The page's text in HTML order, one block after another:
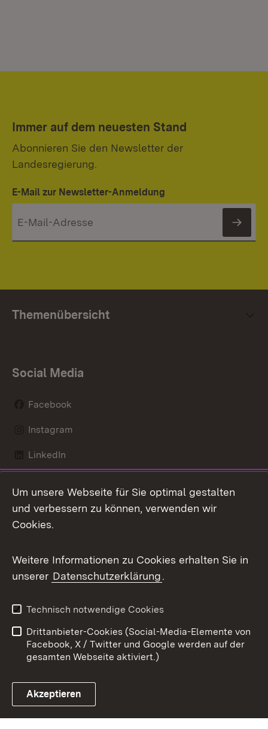
Immer auf dem neuesten Stand
Abonnieren Sie den Newsletter der
Landesregierung.
E-Mail zur Newsletter-Anmeldung
Themenübersicht
Social Media
Facebook
Instagram
LinkedIn
X / Twitter
Youtube
Link zum Landesportal
Kontakt
Datenschutz
Barrierefreiheit
Impressum
Cookies
Um unsere Webseite für Sie optimal gestalten
und verbessern zu können, verwenden wir
Cookies.
Weitere Informationen zu Cookies erhalten Sie in
unserer Datenschutzerklärung.
Technisch notwendige Cookies
Drittanbieter-Cookies (Social-Media-Elemente von
Facebook, X / Twitter und Google werden auf der
gesamten Webseite aktiviert.)
Akzeptieren